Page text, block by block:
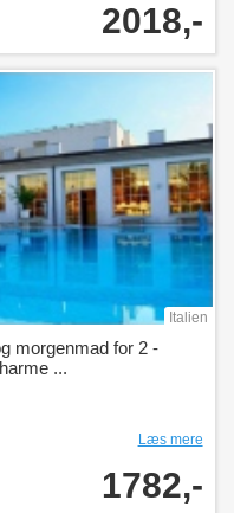
2018,-
Italien
morgenmad for 2 -
...
Læs mere
1782,-